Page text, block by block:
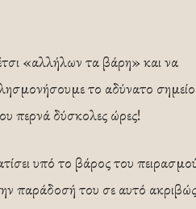
«αλλήλων τα βάρη» και να
το αδύνατο
περνά δύσκολες ώρες!
υπό το βάρος του
παράδοσή του σε αυτό